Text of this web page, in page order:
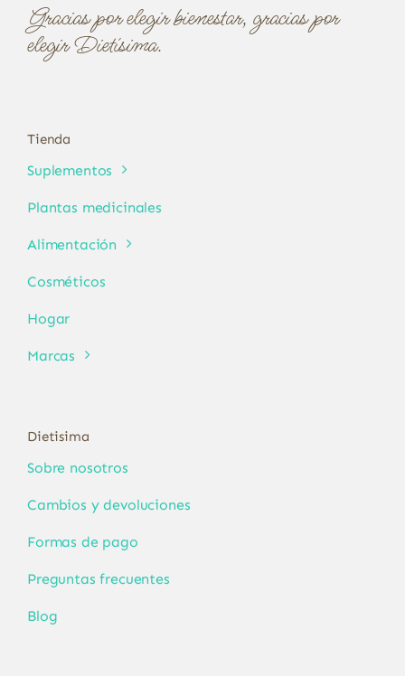
Gracias por elegir bienestar, gracias por
elegir Dietísima.
Tienda
Suplementos
Plantas medicinales
Alimentación
Cosméticos
Hogar
Marcas
Dietisima
Sobre nosotros
Cambios y devoluciones
Formas de pago
Preguntas frecuentes
Blog